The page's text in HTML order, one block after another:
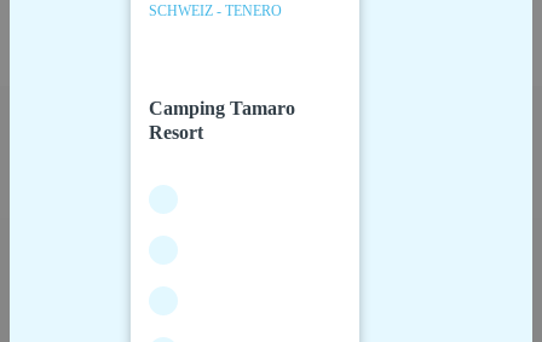
SCHWEIZ - TENERO
Camping Tamaro
Resort